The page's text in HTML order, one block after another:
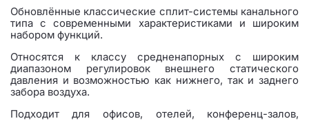
Обновлённые классические сплит-системы канального
типа с современными характеристиками и широким
набором функций.
Относятся к классу средненапорных с широким
диапазоном регулировок внешнего статического
давления и возможностью как нижнего, так и заднего
забора воздуха.
Подходит для офисов, отелей, конференц-залов,